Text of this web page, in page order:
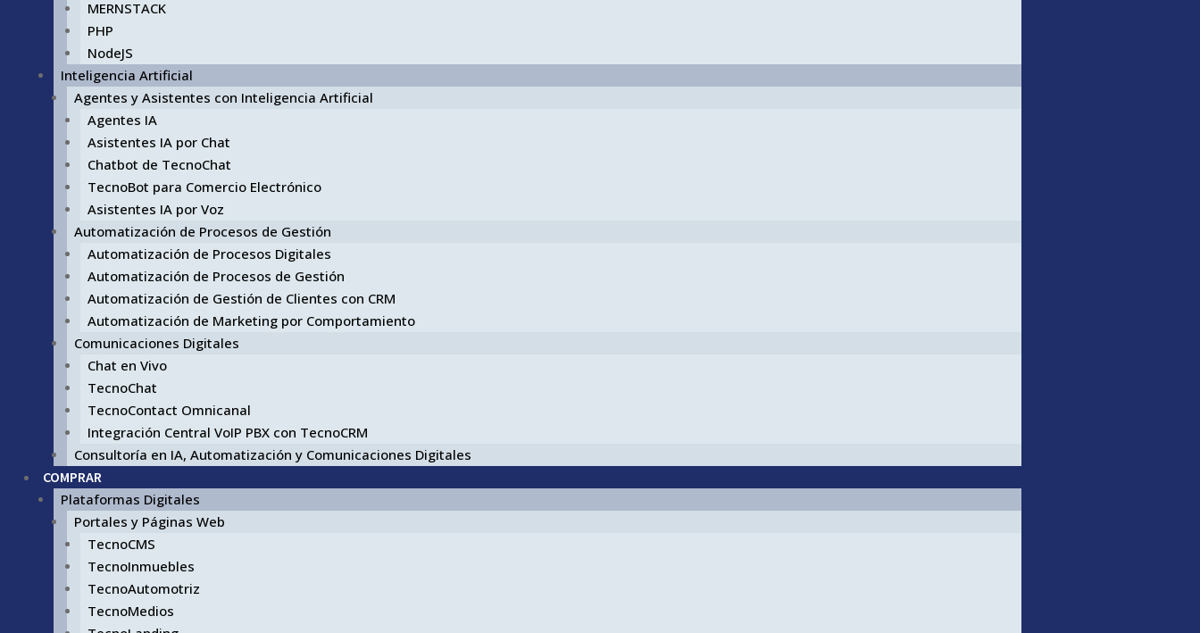
MERNSTACK
PHP
NodeJS
Inteligencia Artificial
Agentes y Asistentes con Inteligencia Artificial
Agentes IA
Asistentes IA por Chat
Chatbot de TecnoChat
TecnoBot para Comercio Electrónico
Asistentes IA por Voz
Automatización de Procesos de Gestión
Automatización de Procesos Digitales
Automatización de Procesos de Gestión
Automatización de Gestión de Clientes con CRM
Automatización de Marketing por Comportamiento
Comunicaciones Digitales
Chat en Vivo
TecnoChat
TecnoContact Omnicanal
Integración Central VoIP PBX con TecnoCRM
Consultoría en IA, Automatización y Comunicaciones Digitales
COMPRAR
Plataformas Digitales
Portales y Páginas Web
TecnoCMS
TecnoInmuebles
TecnoAutomotriz
TecnoMedios